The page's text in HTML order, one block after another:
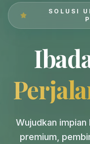
SOLUSI
Wujudkan
premium,